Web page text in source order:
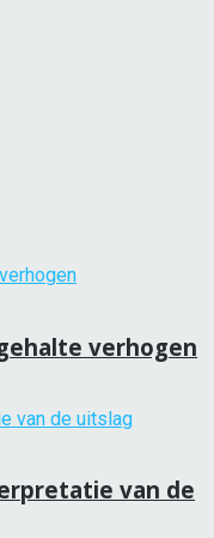
verhogen
van de